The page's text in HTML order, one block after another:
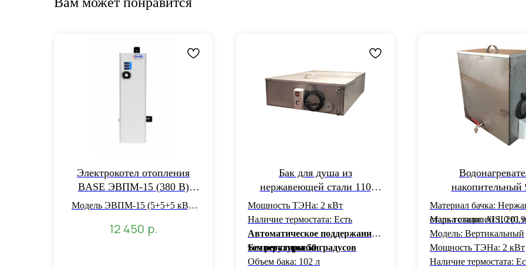
Электрокотел отопления
BASE ЭВПМ-15 (380 В)
OLRUS
Модель ЭВПМ-15 (5+5+5 кВт)
Отапливаемая площадь 150 м2
12 450 р.
Бак для душа из
нержавеющей стали 110
литров с подогревом,
термометром и уровнем воды
Успех +
Мощность ТЭНа: 2 кВт
Наличие термостата: Есть
Автоматическое поддержание
температуры 50 градусов
Без регулировки
Объем бака: 102 л
накопительный
нержавейка с
краном 500 x 250
Материал бачка:
сталь толщиной 1,0
Марка стали: AISI 201
Модель: Вертикальный
Мощность ТЭНа: 2 кВт
Наличие термостата: